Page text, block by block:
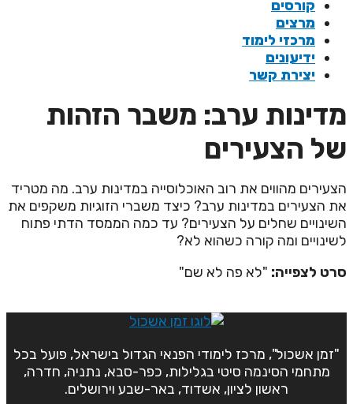
קורסים
מרצים
מרכזי לימוד
ידיעונים
יצירת קשר
ערב: משבר הזהות
הצעירים
מהווים את רוב האוכלוסייה במדינות ערב. מה מטריד
הצעירים במדינות ערב? כיצד משברי הזוגיות משקפים את
שחלים על הצעירים? עד כמה הממסד הדתי פתוח
ומה קורה כשהוא לא?
לצפייה:"לא פה לא שם"
"זמן אשכול", מרכז לימודי הפנאי הגדול בישראל, פועל בכל
מתחמי הסינמה סיטי בגלילות, כפר-סבא, נתניה, חדרה,
ראשון לציון, אשדוד, באר-שבע וירושלים.